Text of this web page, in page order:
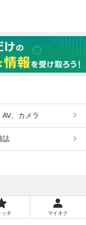
AV、カメラ
誌
ッチ マイオク